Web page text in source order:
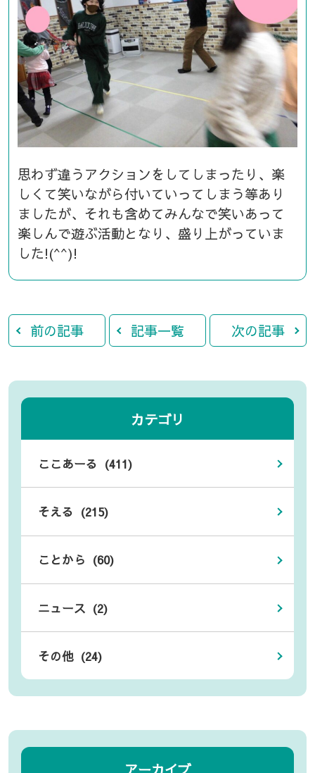
思わず違うアクションをしてしまったり、楽
しくて笑いながら付いていってしまう等あり
ましたが、それも含めてみんなで笑いあって
楽しんで遊ぶ活動となり、盛り上がっていま
した!(^^)!
前の記事 記事一覧 次の記事
カテゴリ
ここあーる (411)
そえる (215)
ことから (60)
ニュース (2)
その他 (24)
アーカイブ